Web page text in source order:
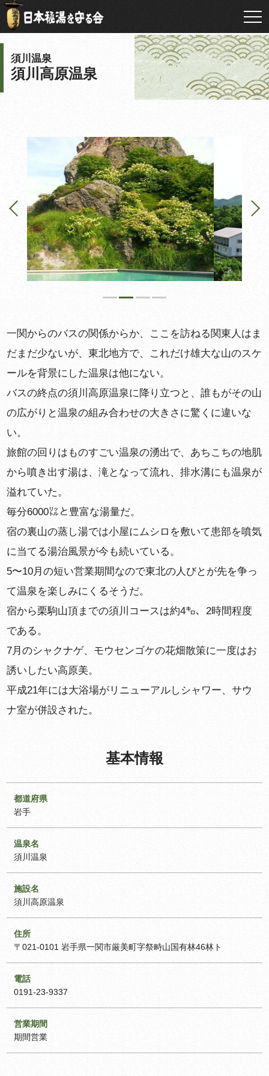
須川温泉
須川高原温泉
一関からのバスの関係からか、ここを訪ねる関東人はま
だまだ少ないが、東北地方で、これだけ雄大な山のスケ
ールを背景にした温泉は他にない。
バスの終点の須川高原温泉に降り立つと、誰もがその山
の広がりと温泉の組み合わせの大きさに驚くに違いな
い。
旅館の回りはものすごい温泉の湧出で、あちこちの地肌
から噴き出す湯は、滝となって流れ、排水溝にも温泉が
溢れていた。
毎分6000㍑と豊富な湯量だ。
宿の裏山の蒸し湯では小屋にムシロを敷いて患部を噴気
に当てる湯治風景が今も続いている。
5〜10月の短い営業期間なので東北の人びとが先を争っ
て温泉を楽しみにくるそうだ。
宿から栗駒山頂までの須川コースは約4㌔、2時間程度
である。
7月のシャクナゲ、モウセンゴケの花畑散策に一度はお
誘いしたい高原美。
平成21年には大浴場がリニューアルしシャワー、サウ
ナ室が併設された。
基本情報
都道府県
岩手
温泉名
須川温泉
施設名
須川高原温泉
住所
〒021-0101 岩手県一関市厳美町字祭畤山国有林46林ト
電話
0191-23-9337
営業期間
期間営業